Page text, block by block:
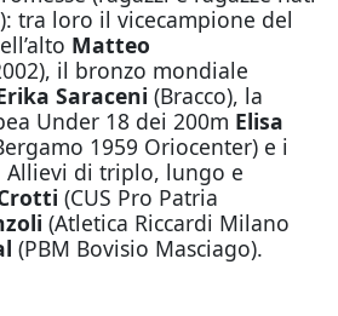
tra loro il vicecampione del
Matteo
il bronzo mondiale
Saraceni (Bracco), la
Under 18 dei 200m Elisa
1959 Oriocenter) e i
di triplo, lungo e
(CUS Pro Patria
(Atletica Riccardi Milano
(PBM Bovisio Masciago).